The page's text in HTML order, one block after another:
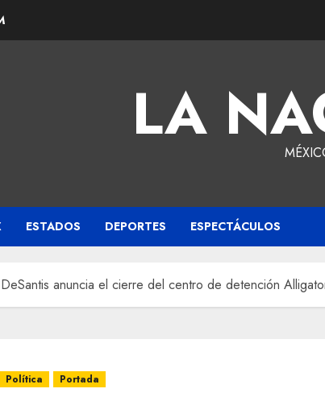
LA
ESTADOS DEPORTES ESPECTÁCULOS
anuncia el cierre del centro de detención
Política Portada